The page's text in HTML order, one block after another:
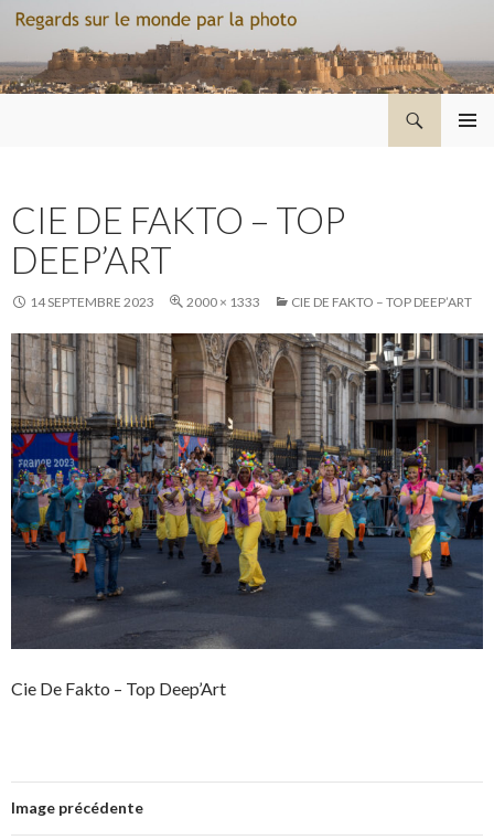
CIE DE FAKTO – TOP
DEEP’ART
14 SEPTEMBRE 2023 2000 × 1333 CIE DE FAKTO – TOP DEEP’ART
Cie De Fakto – Top Deep’Art
Image précédente